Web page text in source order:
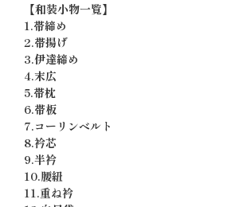
【和装小物一覧】
1.帯締め
2.帯揚げ
3.伊達締め
4.末広
5.帯枕
6.帯板
7.コーリンベルト
8.衿芯
9.半衿
10.腰紐
11.重ね衿